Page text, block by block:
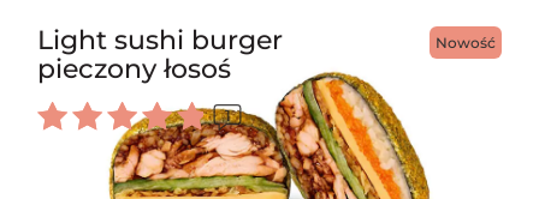
Nowość
Light sushi burger
pieczony łosoś
Oceniono
1